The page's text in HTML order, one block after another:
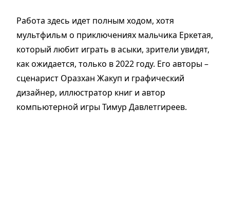
Работа здесь идет полным ходом, хотя
мультфильм о приключениях мальчика Еркетая,
который любит играть в асыки, зрители увидят,
как ожидается, только в 2022 году. Его авторы –
сценарист Оразхан Жакуп и графический
дизайнер, иллюстратор книг и автор
компьютерной игры Тимур Давлетгиреев.